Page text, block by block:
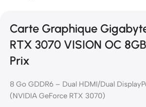
Carte Graphique
RTX 3070 VISION OC
Prix
8 Go GDDR6 – Dual HDMI/Dual
(NVIDIA GeForce RTX 3070)